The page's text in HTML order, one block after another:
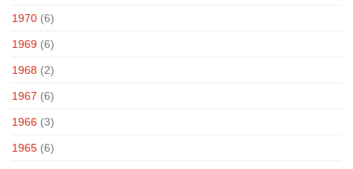
1970 (6)
1969 (6)
1968 (2)
1967 (6)
1966 (3)
1965 (6)